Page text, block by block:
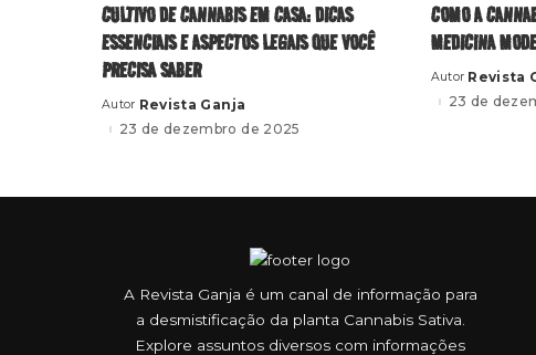
CULTIVO DE CANNABIS EM CASA: DICAS
ESSENCIAIS E ASPECTOS LEGAIS QUE VOCÊ
PRECISA SABER
Posted
by
Autor Revista Ganja
23 de dezembro de 2025
COMO A
MEDICINA
Posted
by
Autor Revista
23 de
A Revista Ganja é um canal de informação para
a desmistificação da planta Cannabis Sativa.
Explore assuntos diversos com informações